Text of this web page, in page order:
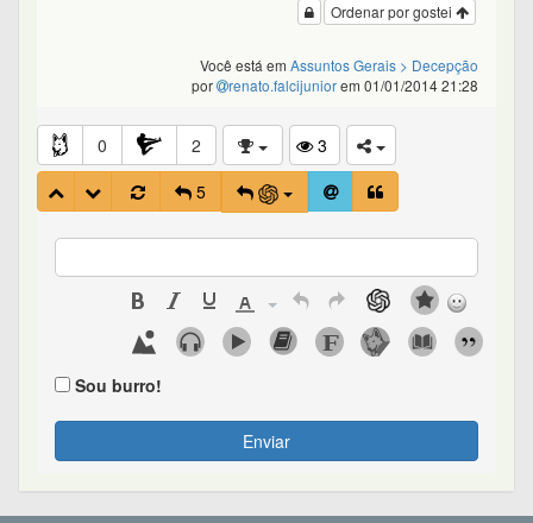
Ordenar por gostei
Você está em Assuntos Gerais > Decepção
por
renato.falcijuniorem 01/01/2014 21:28
0 2
3
5
Sou burro!
Enviar